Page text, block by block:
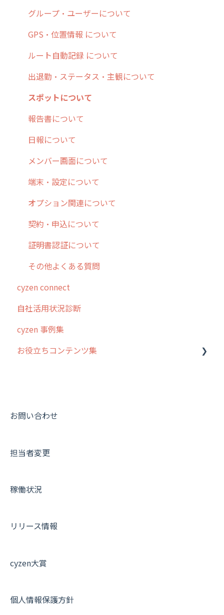
6. 基本的な使い方：ユーザー編
7. 初心者向けよくある質問集
8. 用語集
9. もっと便利に利用するための設定
10.ユーザー向けおすすめの使い方
【業界業種別】cyzen設定方法
ステータス・主観
報告書・行動種別
勤怠管理
活動通知
パフォーマンス
帳票出力
メッセージ・ファイル添付
商品
各種設定・その他
予定
日報
履歴
メンバー
メッセージ
パフォーマンス
外部リンク
お知らせ
設定
スポット
ステータス・主観
報告書・行動種別
ユーザー・グループ管理
メッセージ機能
活動通知
内線電話
商品
各種設定・ログイン
交通費自動計算
安全走行支援
写真管理・高画質化
ダッシュボード（BI）・パフォーマンス
連携オプション
その他オプション
IP接続制限・端末認証設定
契約・その他
グループ・ユーザーについて
GPS・位置情報 について
ルート自動記録 について
出退勤・ステータス・主観について
スポットについて
報告書について
日報について
メンバー画面について
端末・設定について
オプション関連について
契約・申込について
証明書認証について
その他よくある質問
cyzen connect
自社活用状況診断
cyzen 事例集
お役立ちコンテンツ集
動画集：共通
お問い合わせ
担当者変更
稼働状況
リリース情報
cyzen大賞
個人情報保護方針